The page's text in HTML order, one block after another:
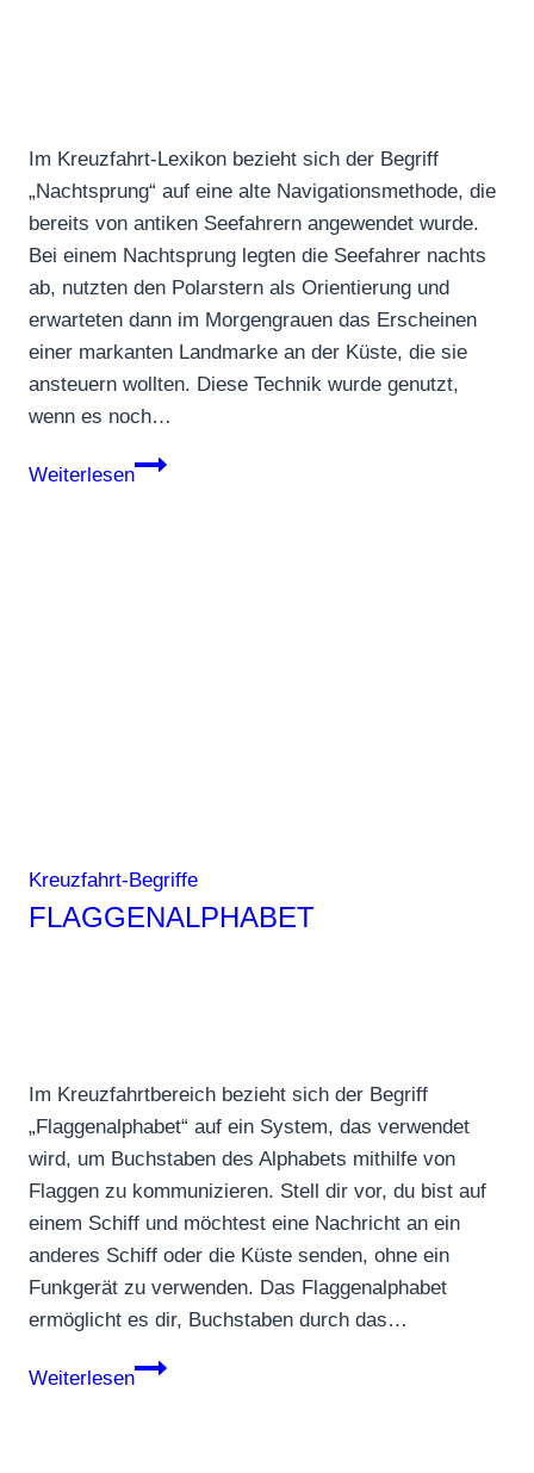
Im Kreuzfahrt-Lexikon bezieht sich der Begriff
„Nachtsprung“ auf eine alte Navigationsmethode, die
bereits von antiken Seefahrern angewendet wurde.
Bei einem Nachtsprung legten die Seefahrer nachts
ab, nutzten den Polarstern als Orientierung und
erwarteten dann im Morgengrauen das Erscheinen
einer markanten Landmarke an der Küste, die sie
ansteuern wollten. Diese Technik wurde genutzt,
wenn es noch…
Weiterlesen
Nachtsprung
Kreuzfahrt-Begriffe
FLAGGENALPHABET
Im Kreuzfahrtbereich bezieht sich der Begriff
„Flaggenalphabet“ auf ein System, das verwendet
wird, um Buchstaben des Alphabets mithilfe von
Flaggen zu kommunizieren. Stell dir vor, du bist auf
einem Schiff und möchtest eine Nachricht an ein
anderes Schiff oder die Küste senden, ohne ein
Funkgerät zu verwenden. Das Flaggenalphabet
ermöglicht es dir, Buchstaben durch das…
Weiterlesen
Flaggenalphabet